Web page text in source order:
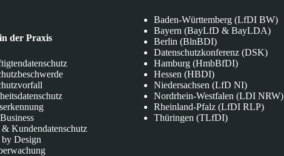
der Praxis
Kundendatenschutz
Design
Baden-Württemberg (LfDI BW)
Bayern (BayLfD & BayLDA)
Berlin (BlnBDI)
Datenschutzkonferenz (DSK)
Hamburg (HmbBfDI)
Hessen (HBDI)
Niedersachsen (LfD NI)
Nordrhein-Westfalen (LDI NRW)
Rheinland-Pfalz (LfDI RLP)
Thüringen (TLfDI)